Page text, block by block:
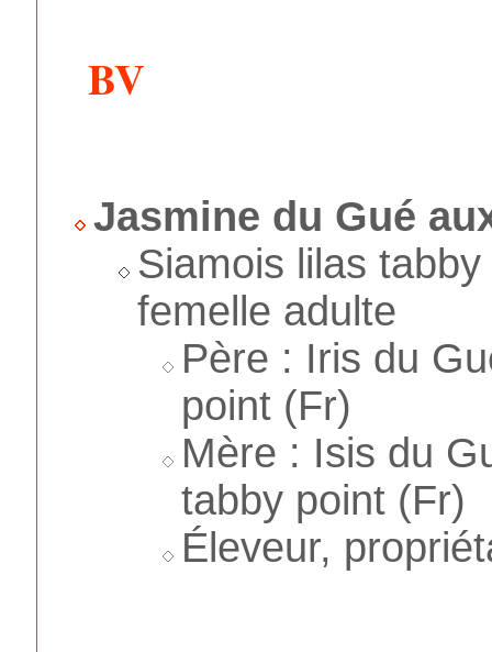
BV
Jasmine du Gué
Siamois lilas
femelle adulte
Père : Iris du
point (Fr)
Mère : Isis du
tabby point (Fr)
Éleveur,